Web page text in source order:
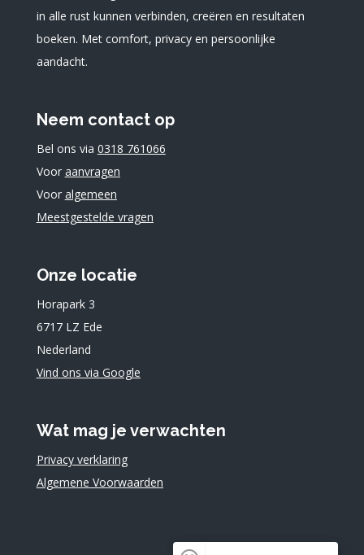
in alle rust kunnen verbinden, creëren en resultaten
boeken. Met comfort, privacy en persoonlijke
aandacht.
Neem contact op
Bel ons via 0318 761066
Voor aanvragen
Voor algemeen
Meestgestelde vragen
Onze locatie
Horapark 3
6717 LZ Ede
Nederland
Vind ons via Google
Wat mag je verwachten
Privacy verklaring
Algemene Voorwaarden